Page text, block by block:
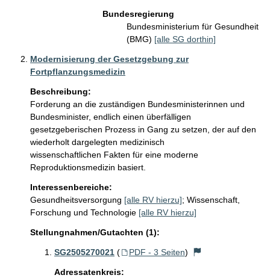
Bundesregierung
Bundesministerium für Gesundheit
(BMG) [alle SG dorthin]
Modernisierung der Gesetzgebung zur
Fortpflanzungsmedizin
Beschreibung:
Forderung an die zuständigen Bundesministerinnen und
Bundesminister, endlich einen überfälligen
gesetzgeberischen Prozess in Gang zu setzen, der auf den
wiederholt dargelegten medizinisch
wissenschaftlichen Fakten für eine moderne
Reproduktionsmedizin basiert.
Interessenbereiche:
Gesundheitsversorgung [alle RV hierzu]; Wissenschaft,
Forschung und Technologie [alle RV hierzu]
Stellungnahmen/Gutachten (1):
SG2505270021 ( PDF - 3 Seiten)
Adressatenkreis: